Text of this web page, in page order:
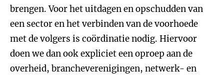
brengen. Voor het uitdagen en opschudden van
een sector en het verbinden van de voorhoede
met de volgers is coördinatie nodig. Hiervoor
doen we dan ook expliciet een oproep aan de
overheid, brancheverenigingen, netwerk- en